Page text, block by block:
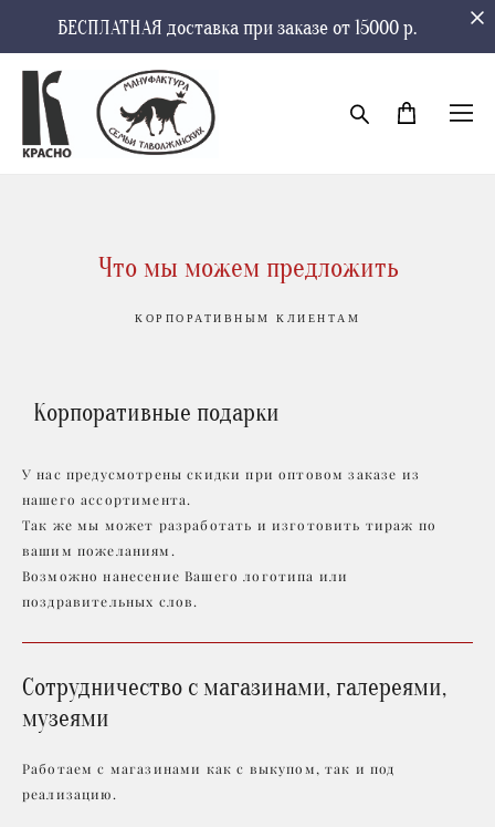
БЕСПЛАТНАЯ доставка при заказе от 15000 р.
Что мы можем предложить
КОРПОРАТИВНЫМ КЛИЕНТАМ
Корпоративные подарки
У нас предусмотрены скидки при оптовом заказе из
нашего ассортимента.
Так же мы может разработать и изготовить тираж по
вашим пожеланиям.
Возможно нанесение Вашего логотипа или
поздравительных слов.
Сотрудничество с магазинами, галереями,
музеями
Работаем с магазинами как с выкупом, так и под
реализацию.